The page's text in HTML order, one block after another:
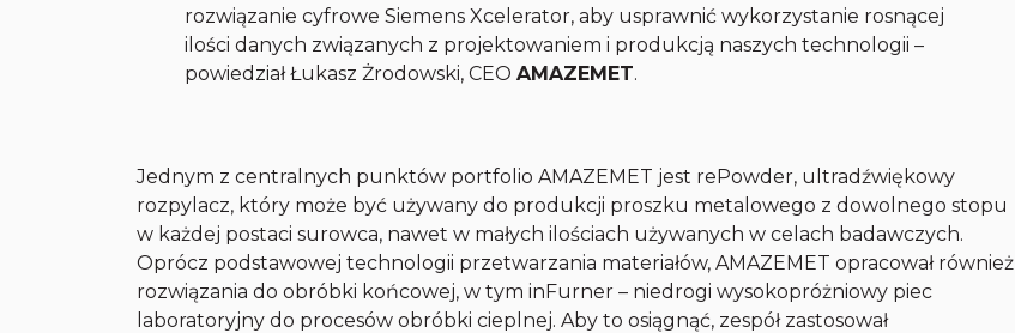
rozwiązanie cyfrowe Siemens Xcelerator, aby usprawnić wykorzystanie rosnącej
ilości danych związanych z projektowaniem i produkcją naszych technologii –
powiedział Łukasz Żrodowski, CEOAMAZEMET.
Jednym z centralnych punktów portfolio AMAZEMET jest rePowder, ultradźwiękowy
rozpylacz, który może być używany do produkcji proszku metalowego z dowolnego stopu
w każdej postaci surowca, nawet w małych ilościach używanych w celach badawczych.
Oprócz podstawowej technologii przetwarzania materiałów, AMAZEMET opracował również
rozwiązania do obróbki końcowej, w tym inFurner – niedrogi wysokopróżniowy piec
laboratoryjny do procesów obróbki cieplnej. Aby to osiągnąć, zespół zastosował